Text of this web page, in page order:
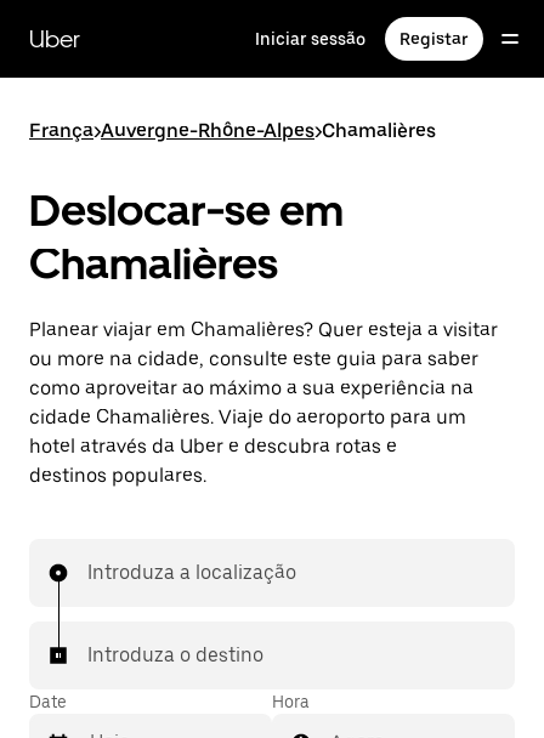
para
conteúdo
Uber Iniciar sessão Registar
França>Auvergne-Rhône-Alpes>Chamalières
Deslocar-se em
Chamalières
Planear viajar em Chamalières? Quer esteja a visitar
ou more na cidade, consulte este guia para saber
como aproveitar ao máximo a sua experiência na
cidade Chamalières. Viaje do aeroporto para um
hotel através da Uber e descubra rotas e
destinos populares.
Introduza a localização
Introduza o destino
Date Hora